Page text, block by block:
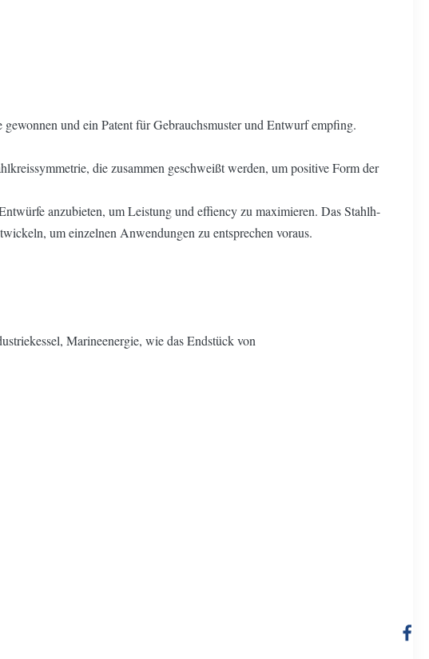
und ein Patent für Gebrauchsmuster und Entwurf empfing.
die zusammen geschweißt werden, um positive Form der
anzubieten, um Leistung und effiency zu maximieren. Das Stahlh-
um einzelnen Anwendungen zu entsprechen voraus.
Marineenergie, wie das Endstück von